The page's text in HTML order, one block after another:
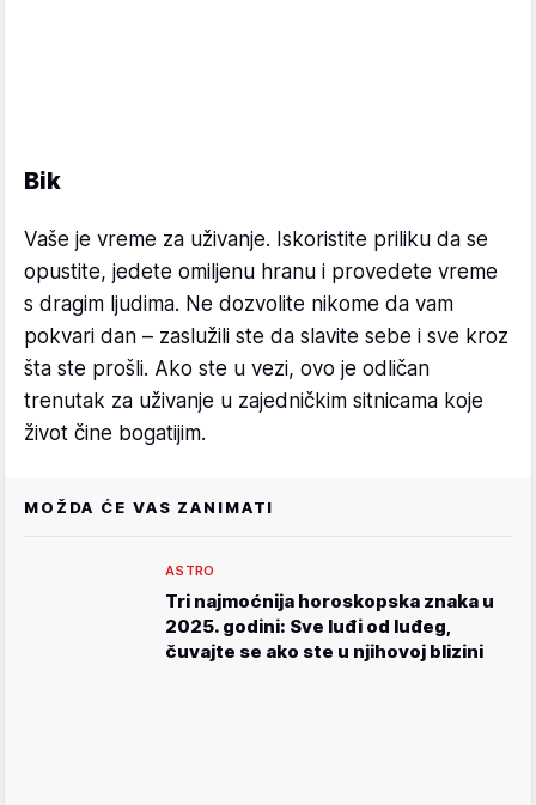
Bik
Vaše je vreme za uživanje. Iskoristite priliku da se
opustite, jedete omiljenu hranu i provedete vreme
s dragim ljudima. Ne dozvolite nikome da vam
pokvari dan – zaslužili ste da slavite sebe i sve kroz
šta ste prošli. Ako ste u vezi, ovo je odličan
trenutak za uživanje u zajedničkim sitnicama koje
život čine bogatijim.
MOŽDA ĆE VAS ZANIMATI
ASTRO
Tri najmoćnija horoskopska znaka u
2025. godini: Sve luđi od luđeg,
čuvajte se ako ste u njihovoj blizini